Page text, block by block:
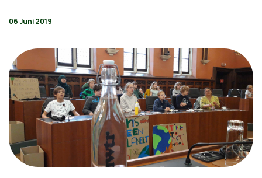
06 Juni 2019